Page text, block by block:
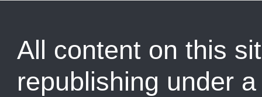
All content on this
republishing under